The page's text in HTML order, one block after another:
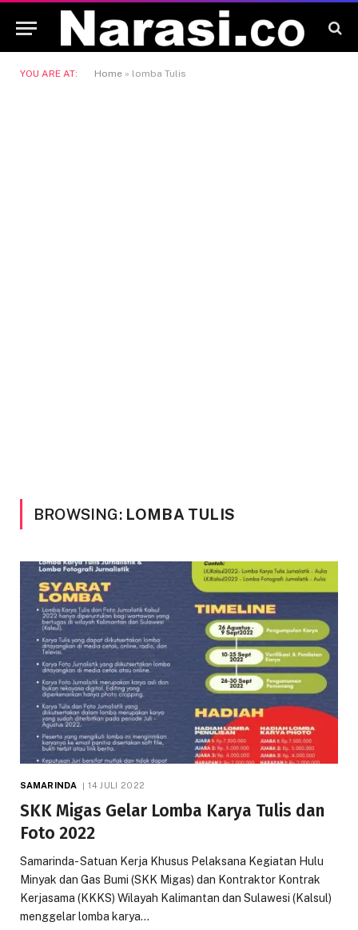
YOU ARE AT: Home » lomba Tulis
BROWSING: LOMBA TULIS
SAMARINDA 14 JULI 2022
SKK Migas Gelar Lomba Karya Tulis dan
Foto 2022
Samarinda- Satuan Kerja Khusus Pelaksana Kegiatan Hulu
Minyak dan Gas Bumi (SKK Migas) dan Kontraktor Kontrak
Kerjasama (KKKS) Wilayah Kalimantan dan Sulawesi (Kalsul)
menggelar lomba karya…